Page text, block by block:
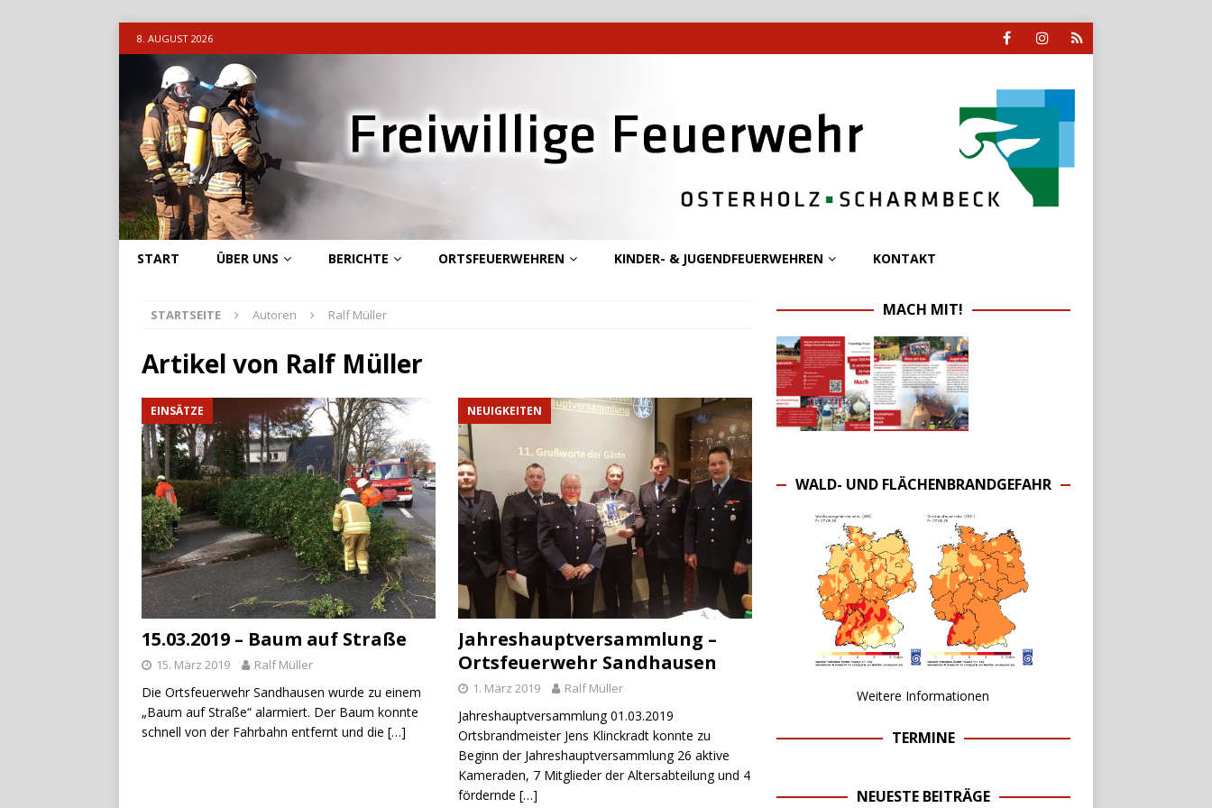
8. AUGUST 2026
START ÜBER UNS BERICHTE ORTSFEUERWEHREN KINDER- & JUGENDFEUERWEHREN KONTAKT
STARTSEITE Autoren Ralf Müller
Artikel von Ralf Müller
EINSÄTZE
15.03.2019 – Baum auf Straße
15. März 2019 Ralf Müller
Die Ortsfeuerwehr Sandhausen wurde zu einem
„Baum auf Straße“ alarmiert. Der Baum konnte
schnell von der Fahrbahn entfernt und die […]
NEUIGKEITEN
Jahreshauptversammlung –
Ortsfeuerwehr Sandhausen
1. März 2019 Ralf Müller
Jahreshauptversammlung 01.03.2019
Ortsbrandmeister Jens Klinckradt konnte zu
Beginn der Jahreshauptversammlung 26 aktive
Kameraden, 7 Mitglieder der Altersabteilung und 4
fördernde […]
MACH MIT!
WALD- UND FLÄCHENBRANDGEFAHR
Weitere Informationen
TERMINE
NEUESTE BEITRÄGE